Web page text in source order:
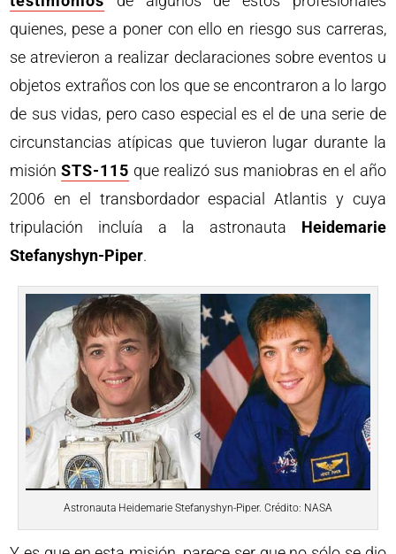
quienes, pese a poner con ello en riesgo sus carreras,
se atrevieron a realizar declaraciones sobre eventos u
objetos extraños con los que se encontraron a lo largo
de sus vidas, pero caso especial es el de una serie de
circunstancias atípicas que tuvieron lugar durante la
misiónSTS-115 que realizó sus maniobras en el año
2006 en el transbordador espacial Atlantis y cuya
tripulación incluía a la astronauta Heidemarie
Stefanyshyn-Piper.
Astronauta Heidemarie Stefanyshyn-Piper. Crédito: NASA